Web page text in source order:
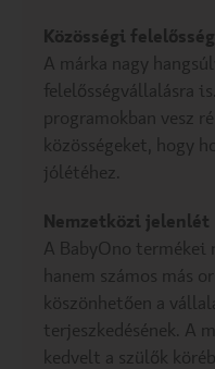
Közösségi
A márka nagy
felelősségvállalásra
programokban vesz
közösségeket, hogy
jólétéhez.
Nemzetközi jelenlét
A BabyOno termékei
hanem számos más
köszönhetően a
terjeszkedésének. A
kedvelt a szülők